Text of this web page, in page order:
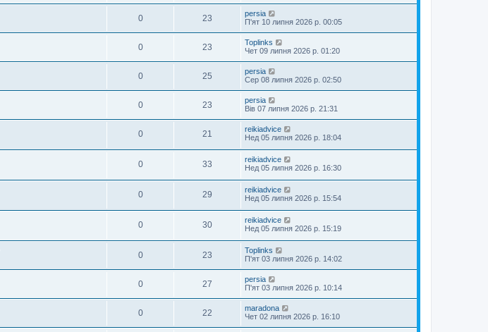
0 23
persia
П'ят 10 липня 2026 р. 00:05
0 23
Toplinks
Чет 09 липня 2026 р. 01:20
0 25
persia
Сер 08 липня 2026 р. 02:50
0 23
persia
Вів 07 липня 2026 р. 21:31
0 21
reikiadvice
Нед 05 липня 2026 р. 18:04
0 33
reikiadvice
Нед 05 липня 2026 р. 16:30
0 29
reikiadvice
Нед 05 липня 2026 р. 15:54
0 30
reikiadvice
Нед 05 липня 2026 р. 15:19
0 23
Toplinks
П'ят 03 липня 2026 р. 14:02
0 27
persia
П'ят 03 липня 2026 р. 10:14
0 22
maradona
Чет 02 липня 2026 р. 16:10